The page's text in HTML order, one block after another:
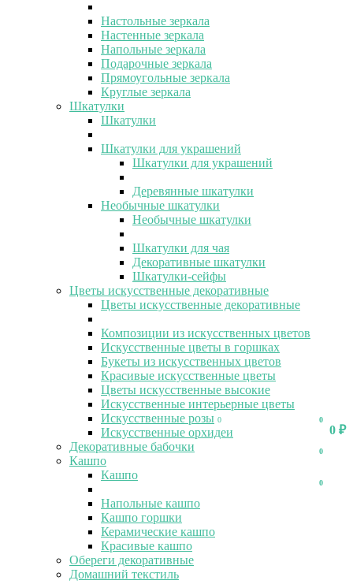
0
0 ₽
0
0
0
Настольные зеркала
Настенные зеркала
Напольные зеркала
Подарочные зеркала
Прямоугольные зеркала
Круглые зеркала
Шкатулки
Шкатулки
Шкатулки для украшений
Шкатулки для украшений
Деревянные шкатулки
Необычные шкатулки
Необычные шкатулки
Шкатулки для чая
Декоративные шкатулки
Шкатулки-сейфы
Цветы искусственные декоративные
Цветы искусственные декоративные
Композиции из искусственных цветов
Искусственные цветы в горшках
Букеты из искусственных цветов
Красивые искусственные цветы
Цветы искусственные высокие
Искусственные интерьерные цветы
Искусственные розы
Искусственные орхидеи
Декоративные бабочки
Кашпо
Кашпо
Напольные кашпо
Кашпо горшки
Керамические кашпо
Красивые кашпо
Обереги декоративные
Домашний текстиль